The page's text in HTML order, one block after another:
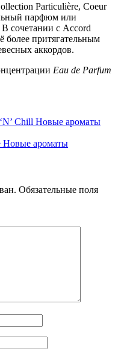
Particulière, Coeur
парфюм или
В сочетании с Accord
более притягательным
аккордов.
Eau de Parfum
Chill Новые ароматы
Новые ароматы
Обязательные поля